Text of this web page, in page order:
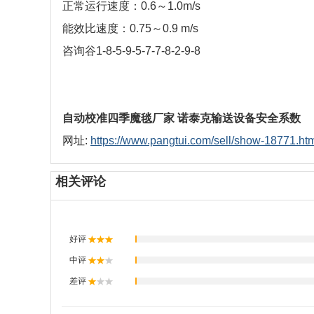
正常运行速度：0.6～1.0m/s
能效比速度：0.75～0.9 m/s
咨询谷1-8-5-9-5-7-7-8-2-9-8
自动校准四季魔毯厂家 诺泰克输送设备安全系数
网址: https://www.pangtui.com/sell/show-
相关评论